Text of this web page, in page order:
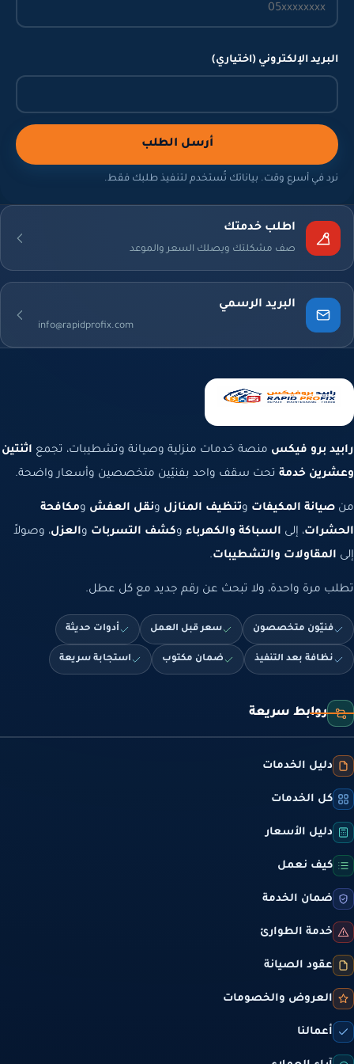
الإلكتروني (اختياري)
تكتب في هذه الخانة
أرسل الطلب
في أسرع وقت. بياناتك تُستخدم لتنفيذ طلبك فقط.
اطلب خدمتك
صف مشكلتك ويصلك السعر والموعد
البريد الرسمي
info@rapidprofix.com
برو فيكسمنصة خدمات منزلية وصيانة وتشطيبات، تجمعاثنتين
خدمةتحت سقف واحد بفنيّين متخصصين وأسعار واضحة.
المكيفاتوتنظيف المنازلونقل العفشومكافحة
، إلىالسباكة والكهرباءوكشف التسرباتوالعزل، وصولاً
والتشطيبات.
مرة واحدة، ولا تبحث عن رقم جديد مع كل عطل.
متخصصون سعر قبل العمل أدوات حديثة
بعد التنفيذ ضمان مكتوب استجابة سريعة
روابط سريعة
الخدمات
الخدمات
الأسعار
نعمل
الخدمة
الطوارئ
الصيانة
والخصومات